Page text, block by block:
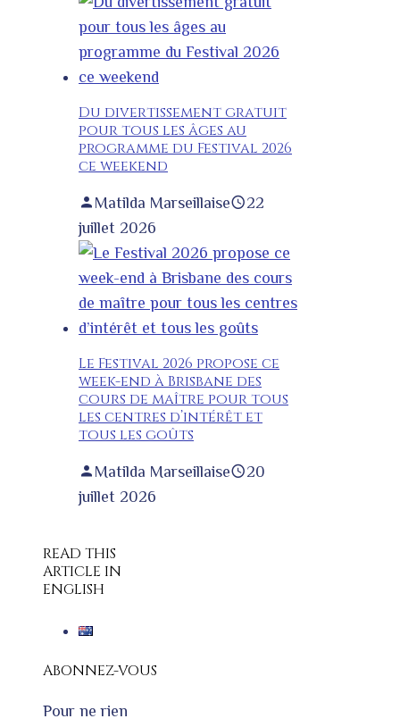
Du divertissement gratuit
pour tous les âges au
programme du Festival 2026
ce weekend
Matilda Marseillaise
22
juillet 2026
Le Festival 2026 propose ce
week-end à Brisbane des
cours de maître pour tous
les centres d’intérêt et
tous les goûts
Matilda Marseillaise
20
juillet 2026
READ THIS
ARTICLE IN
ENGLISH
ABONNEZ-VOUS
Pour ne rien